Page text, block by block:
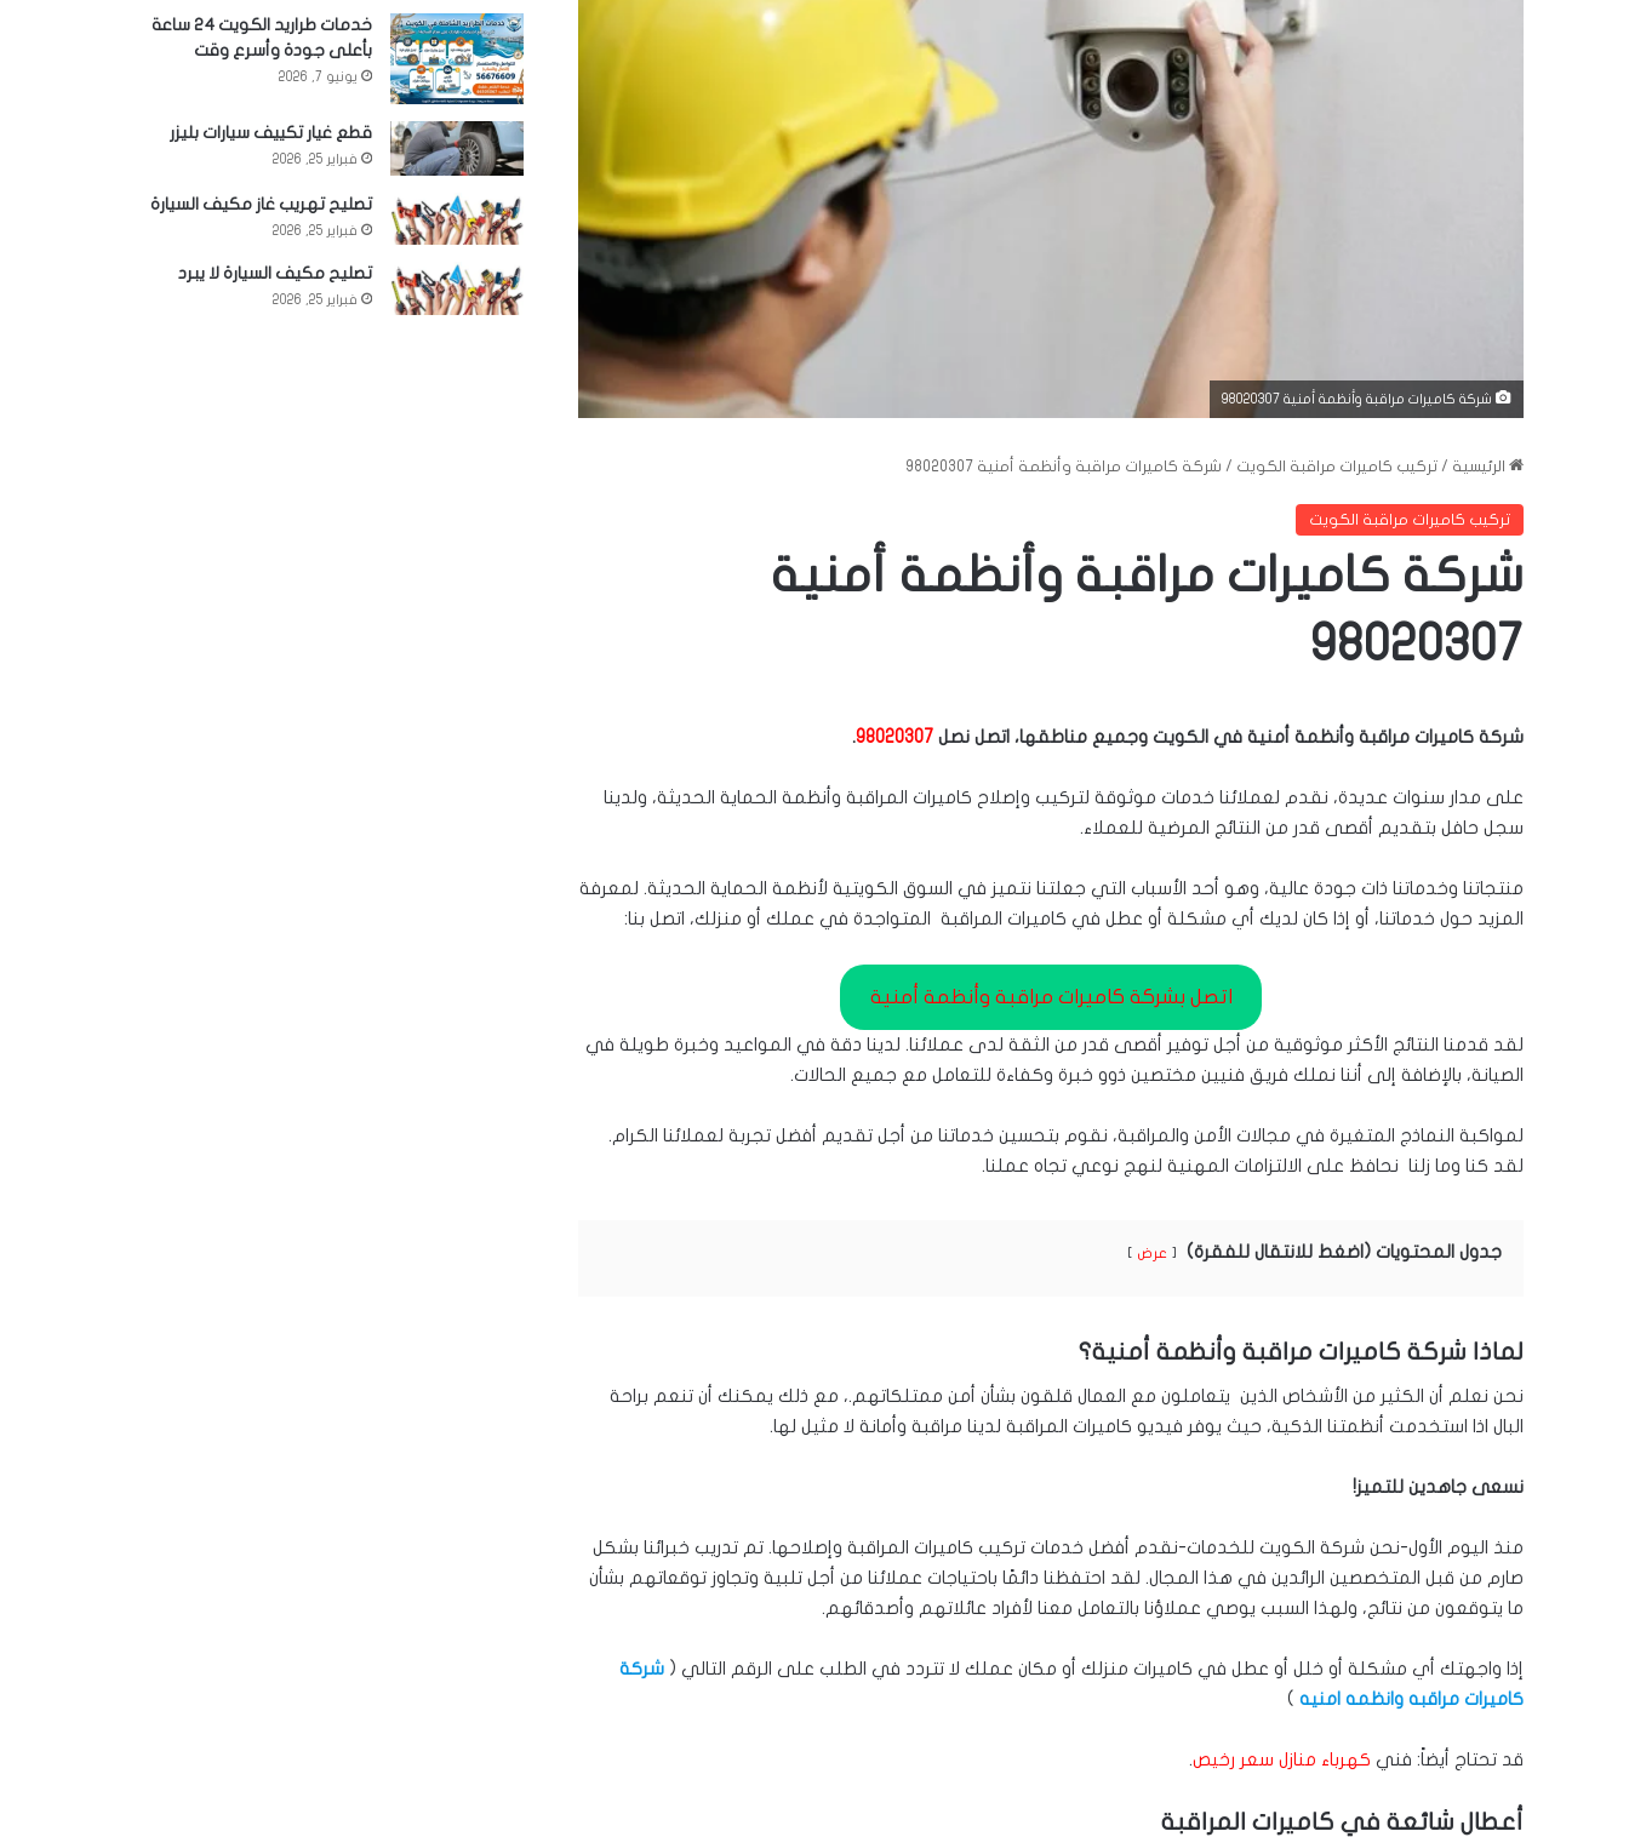
شركة كاميرات مراقبة وأنظمة أمنية 98020307
الرئيسية / تركيب كاميرات مراقبة الكويت / شركة كاميرات مراقبة وأنظمة أمنية 98020307
تركيب كاميرات مراقبة الكويت
شركة كاميرات مراقبة وأنظمة أمنية
98020307
شركة كاميرات مراقبة وأنظمة أمنية في الكويت وجميع مناطقها، اتصل نصل 98020307
.
على مدار سنوات عديدة، نقدم لعملائنا خدمات موثوقة لتركيب وإصلاح كاميرات المراقبة وأنظمة الحماية الحديثة، ولدينا
سجل حافل بتقديم أقصى قدر من النتائج المرضية للعملاء.
منتجاتنا وخدماتنا ذات جودة عالية، وهو أحد الأسباب التي جعلتنا نتميز في السوق الكويتية لأنظمة الحماية الحديثة. لمعرفة
المزيد حول خدماتنا، أو إذا كان لديك أي مشكلة أو عطل في كاميرات المراقبة المتواجدة في عملك أو منزلك، اتصل بنا:
اتصل بشركة كاميرات مراقبة وأنظمة أمنية
لقد قدمنا ​​النتائج الأكثر موثوقية من أجل توفير أقصى قدر من الثقة لدى عملائنا. لدينا دقة في المواعيد وخبرة طويلة في
الصيانة، بالإضافة إلى أننا نملك فريق فنيين مختصين ذوو خبرة وكفاءة للتعامل مع جميع الحالات.
لمواكبة النماذج المتغيرة في مجالات الأمن والمراقبة، نقوم بتحسين خدماتنا من أجل تقديم أفضل تجربة لعملائنا الكرام.
لقد كنا وما زلنا نحافظ على الالتزامات المهنية لنهج نوعي تجاه عملنا.
جدول المحتويات (اضغط للانتقال للفقرة) عرض
لماذا شركة كاميرات مراقبة وأنظمة أمنية؟
نحن نعلم أن الكثير من الأشخاص الذين يتعاملون مع العمال قلقون بشأن أمن ممتلكاتهم.، مع ذلك يمكنك أن تنعم براحة
البال اذا استخدمت أنظمتنا الذكية، حيث يوفر فيديو كاميرات المراقبة لدينا مراقبة وأمانة لا مثيل لها.
نسعى جاهدين للتميز!
منذ اليوم الأول-نحن شركة الكويت للخدمات-نقدم أفضل خدمات تركيب كاميرات المراقبة وإصلاحها. تم تدريب خبرائنا بشكل
صارم من قبل المتخصصين الرائدين في هذا المجال. لقد احتفظنا دائمًا باحتياجات عملائنا من أجل تلبية وتجاوز توقعاتهم بشأن
ما يتوقعون من نتائج، ولهذا السبب يوصي عملاؤنا بالتعامل معنا لأفراد عائلاتهم وأصدقائهم.
إذا واجهتك أي مشكلة أو خلل أو عطل في كاميرات منزلك أو مكان عملك لا تتردد في الطلب على الرقم التالي ( شركة
كاميرات مراقبه وانظمه امنيه )
قد تحتاج أيضاً: فني كهرباء منازل سعر رخيص.
أعطال شائعة في كاميرات المراقبة
خدمات طراريد الكويت 24 ساعة
بأعلى جودة وأسرع وقت
يونيو 7, 2026
قطع غيار تكييف سيارات بليزر
فبراير 25, 2026
تصليح تهريب غاز مكيف السيارة
فبراير 25, 2026
تصليح مكيف السيارة لا يبرد
فبراير 25, 2026